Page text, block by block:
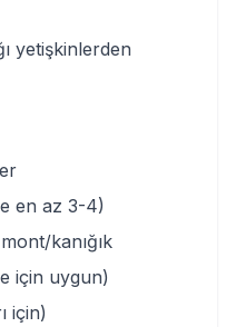
yetişkinlerden
en az 3-4)
kanığık
için uygun)
için)